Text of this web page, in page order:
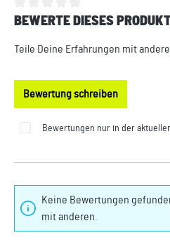
Durchschnittliche Bewertung von 0
BEWERTE DIESES
Teile Deine Erfahrungen mit
Bewertung schreiben
Bewertungen nur in der
Keine Bewertungen
mit anderen.